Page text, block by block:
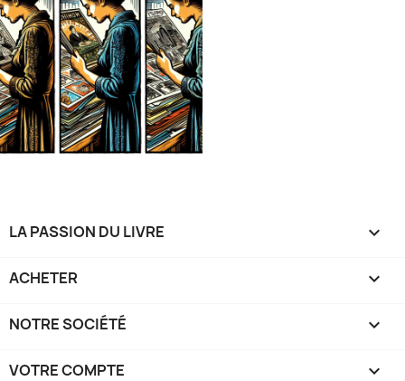
LA PASSION DU LIVRE 
ACHETER 
NOTRE SOCIÉTÉ 
VOTRE COMPTE 